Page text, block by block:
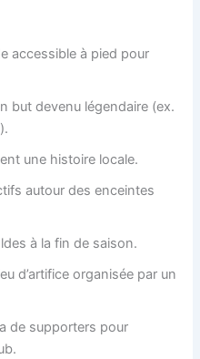
accessible à pied pour
but devenu légendaire (ex.
une histoire locale.
autour des enceintes
à la fin de saison.
d’artifice organisée par un
de supporters pour